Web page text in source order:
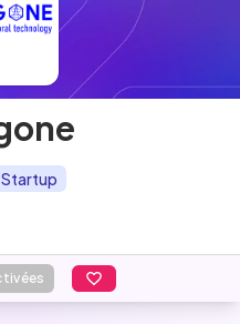
Startup